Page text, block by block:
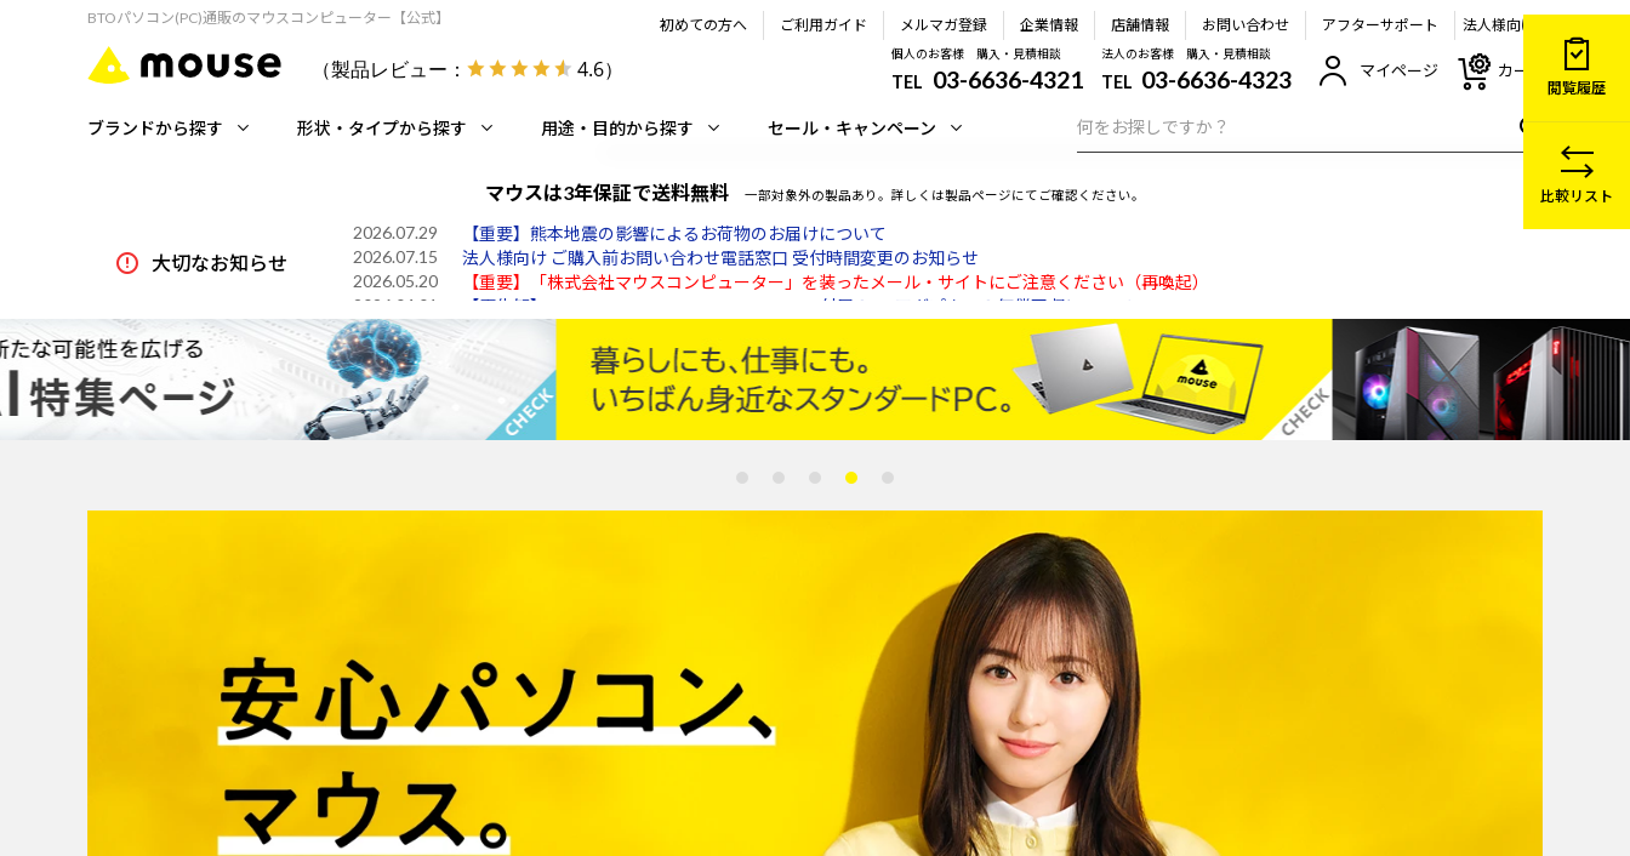
BTOパソコン(PC)通販のマウスコンピューター【公式】
（製品レビュー： 4.6）
初めての方へ ご利用ガイド メルマガ登録 企業情報 店舗情報 お問い合わせ アフターサポート 法人様向け
個人のお客様 購入・見積相談
TEL 03-6636-4321
法人のお客様 購入・見積相談
TEL 03-6636-4323 マイページ カート
ブランドから探す 形状・タイプから探す 用途・目的から探す セール・キャンペーン
マウスは3年保証で送料無料 一部対象外の製品あり。詳しくは製品ページにてご確認ください。
大切なお知らせ
2026.07.15
法人様向け ご購入前お問い合わせ電話窓口 受付時間変更のお知らせ
2026.05.20
【重要】「株式会社マウスコンピューター」を装ったメール・サイトにご注意ください（再喚起）
2026.04.01
【再告知】PLXB2472HD-B1/ PLXB2472H-GB2付属のACアダプターの無償回収について
2026.08.06
2026.07.30
令和8年7月28日からの熊本地震に係る被災者生活再建支援について
2026.07.29
【重要】熊本地震の影響によるお荷物のお届けについて
閲覧履歴
比較リスト